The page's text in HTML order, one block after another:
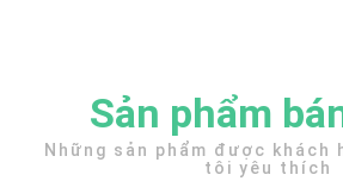
Sản phẩm
Những sản phẩm được khách
tôi yêu thích